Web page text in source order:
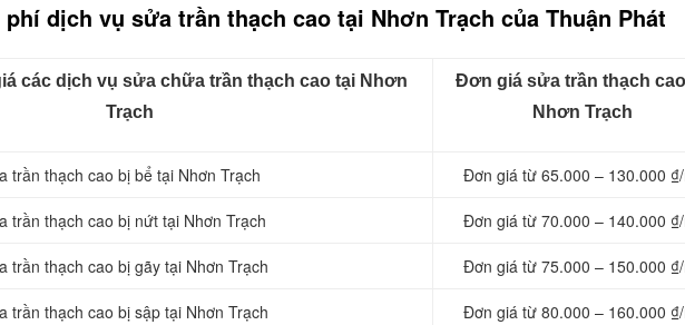
dịch vụ sửa trần thạch cao tại Nhơn Trạch của Thuận Phát
các dịch vụ sửa chữa trần thạch cao tại Nhơn
Trạch
Đơn giá sửa trần thạch
Nhơn Trạch
trần thạch cao bị bể tại Nhơn Trạch Đơn giá từ 65.000 – 130.000 ₫/
trần thạch cao bị nứt tại Nhơn Trạch Đơn giá từ 70.000 – 140.000 ₫/
trần thạch cao bị gãy tại Nhơn Trạch Đơn giá từ 75.000 – 150.000 ₫/
trần thạch cao bị sập tại Nhơn Trạch Đơn giá từ 80.000 – 160.000 ₫/